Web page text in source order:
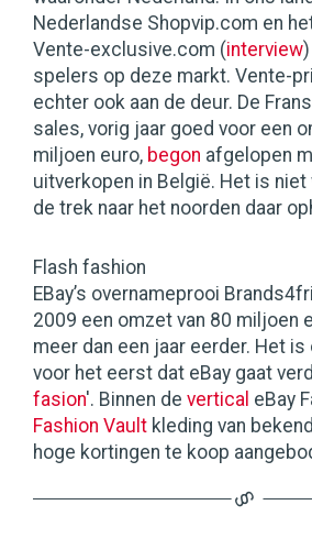
Nederlandse Shopvip.com en
Vente-exclusive.com (interview
spelers op deze markt. Vente-
echter ook aan de deur. De
sales, vorig jaar goed voor een
miljoen euro, begon afgelopen
uitverkopen in België. Het is
de trek naar het noorden daar
Flash fashion
EBay’s overnameprooi
2009 een omzet van 80 miljoen
meer dan een jaar eerder. Het
voor het eerst dat eBay gaat
fasion'. Binnen de vertical eBay
Fashion Vault kleding van
hoge kortingen te koop